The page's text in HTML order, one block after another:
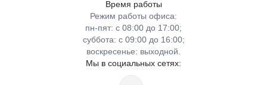
Время работы
Режим работы офиса:
пн-пят: с 08:00 до 17:00;
суббота: с 09:00 до 16:00;
воскресенье: выходной.
Мы в социальных сетях: